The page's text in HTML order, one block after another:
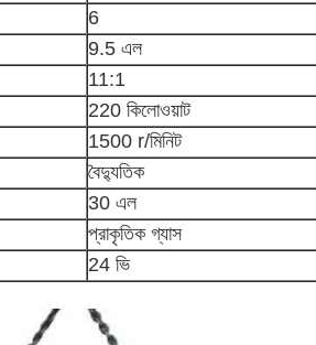
6
9.5 এল
11:1
220 কিলোওয়াট
1500 r/মিনিট
বৈদ্যুতিক
30 এল
প্রাকৃতিক গ্যাস
24 ভি